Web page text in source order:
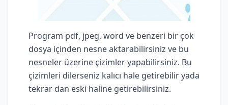
Program pdf, jpeg, word ve benzeri bir çok
dosya içinden nesne aktarabilirsiniz ve bu
nesneler üzerine çizimler yapabilirsiniz. Bu
çizimleri dilerseniz kalıcı hale getirebilir yada
tekrar dan eski haline getirebilirsiniz.